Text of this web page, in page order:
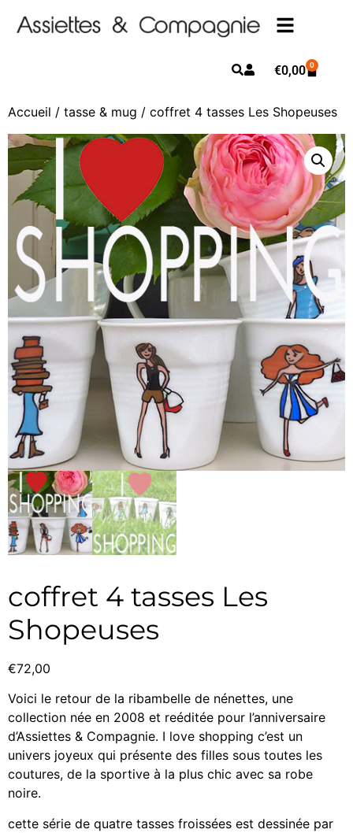
€0,00 0
Accueil / tasse & mug / coffret 4 tasses Les Shopeuses
coffret 4 tasses Les
Shopeuses
€72,00
Voici le retour de la ribambelle de nénettes, une
collection née en 2008 et reéditée pour l’anniversaire
d’Assiettes & Compagnie. I love shopping c’est un
univers joyeux qui présente des filles sous toutes les
coutures, de la sportive à la plus chic avec sa robe
noire.
cette série de quatre tasses froissées est dessinée par